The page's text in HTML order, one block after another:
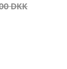
DKK